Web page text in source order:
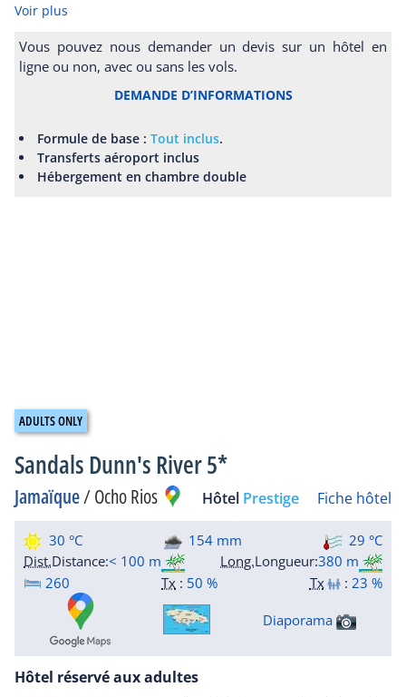
Voir plus
Vous pouvez nous demander un devis sur un hôtel en
ligne ou non, avec ou sans les vols.
DEMANDE D’INFORMATIONS
Formule de base :Tout inclus.
Transferts aéroport inclus
Hébergement en chambre double
Sandals Dunn's River 5*
Jamaïque/Ocho Rios Hôtel Prestige Fiche hôtel
30 °C 154 mm
29 °C
Dist.Distance:< 100 m Long.Longueur:380 m
260
Tx : 50 % Tx : 23 %
Diaporama
Hôtel réservé aux adultes